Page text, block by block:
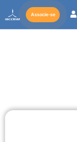
Associe-se